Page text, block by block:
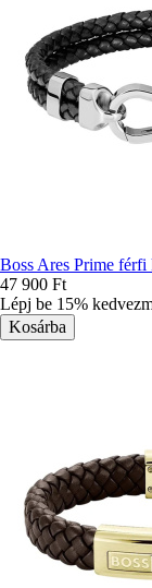
Boss Ares Prime
47 900 Ft
Lépj be 15%